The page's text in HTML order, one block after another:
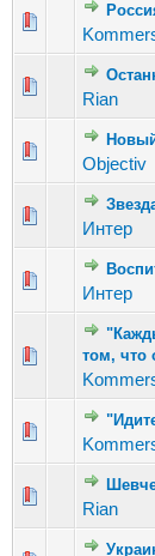
Rian
Objectiv
Интер
Интер
том, что
Rian